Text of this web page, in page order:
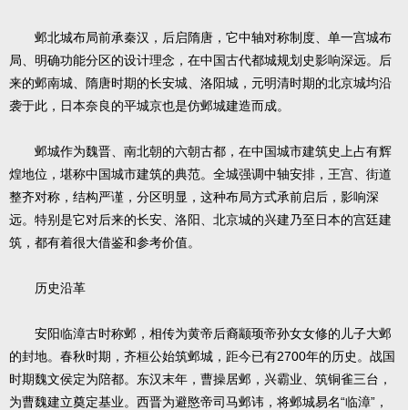
邺北城布局前承秦汉，后启隋唐，它中轴对称制度、单一宫城布
局、明确功能分区的设计理念，在中国古代都城规划史影响深远。后
来的邺南城、隋唐时期的长安城、洛阳城，元明清时期的北京城均沿
袭于此，日本奈良的平城京也是仿邺城建造而成。
邺城作为魏晋、南北朝的六朝古都，在中国城市建筑史上占有辉
煌地位，堪称中国城市建筑的典范。全城强调中轴安排，王宫、街道
整齐对称，结构严谨，分区明显，这种布局方式承前启后，影响深
远。特别是它对后来的长安、洛阳、北京城的兴建乃至日本的宫廷建
筑，都有着很大借鉴和参考价值。
历史沿革
安阳临漳古时称邺，相传为黄帝后裔颛顼帝孙女女修的儿子大邺
的封地。春秋时期，齐桓公始筑邺城，距今已有2700年的历史。战国
时期魏文侯定为陪都。东汉末年，曹操居邺，兴霸业、筑铜雀三台，
为曹魏建立奠定基业。西晋为避愍帝司马邺讳，将邺城易名“临漳”，